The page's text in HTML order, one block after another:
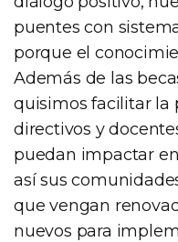
puentes con
porque el
Además de las
quisimos facilitar la
directivos y
puedan impactar
así sus
que vengan
nuevos para